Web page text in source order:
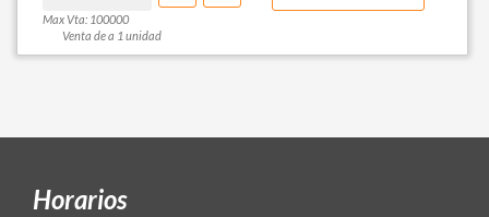
Max Vta: 100000
Venta de a 1 unidad
Horarios